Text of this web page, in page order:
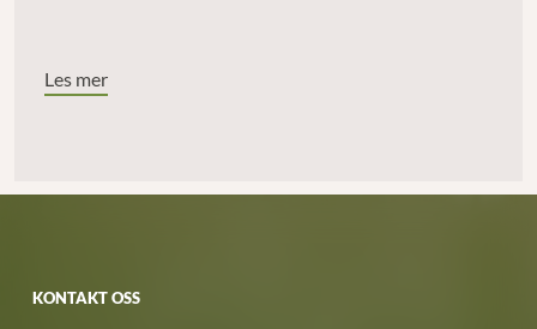
Les mer
KONTAKT OSS